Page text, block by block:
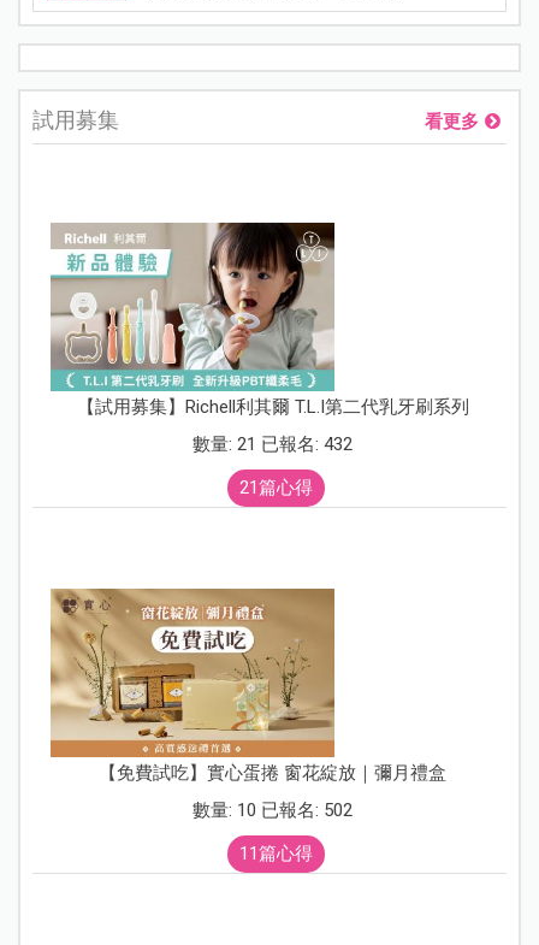
試用募集 看更多
【試用募集】Richell利其爾 T.L.I第二代乳牙刷系列
數量: 21 已報名: 432
21篇心得
【免費試吃】實心蛋捲 窗花綻放｜彌月禮盒
數量: 10 已報名: 502
11篇心得